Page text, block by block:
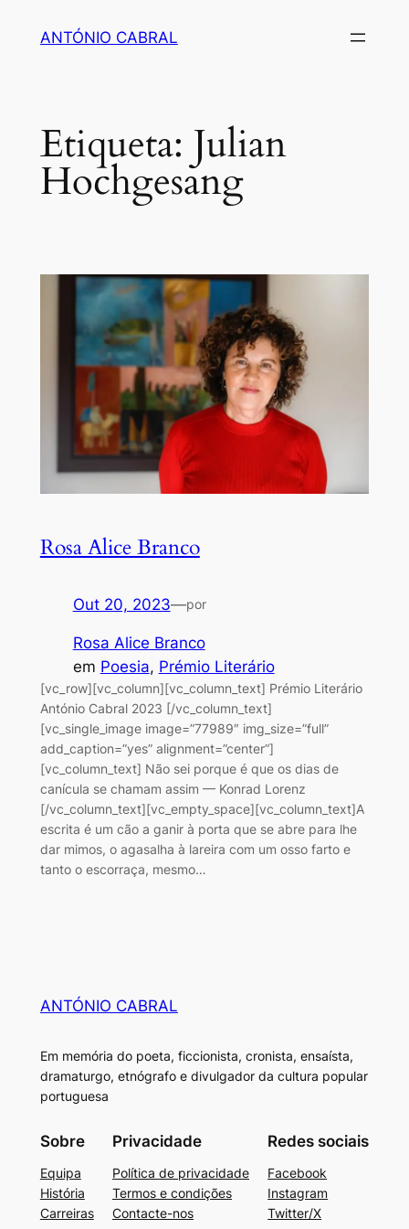
ANTÓNIO CABRAL
Etiqueta: Julian
Hochgesang
Rosa Alice Branco
Out 20, 2023—por
Rosa Alice Branco
em Poesia, Prémio Literário
[vc_row][vc_column][vc_column_text] Prémio Literário
António Cabral 2023 [/vc_column_text]
[vc_single_image image=”77989″ img_size=”full”
add_caption=”yes” alignment=”center”]
[vc_column_text] Não sei porque é que os dias de
canícula se chamam assim — Konrad Lorenz
[/vc_column_text][vc_empty_space][vc_column_text]A
escrita é um cão a ganir à porta que se abre para lhe
dar mimos, o agasalha à lareira com um osso farto e
tanto o escorraça, mesmo…
ANTÓNIO CABRAL
Em memória do poeta, ficcionista, cronista, ensaísta,
dramaturgo, etnógrafo e divulgador da cultura popular
portuguesa
Sobre
Equipa
História
Carreiras
Privacidade
Política de privacidade
Termos e condições
Contacte-nos
Redes sociais
Facebook
Instagram
Twitter/X